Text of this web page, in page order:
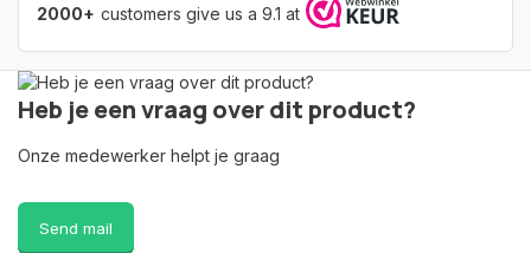
2000+ customers give us a 9.1 at
Heb je een vraag over dit product?
Onze medewerker helpt je graag
Send mail